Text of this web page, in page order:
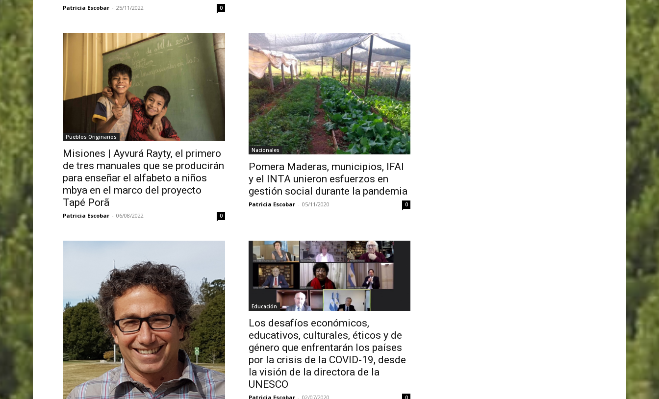
Patricia Escobar - 25/11/2022 0
Pueblos Originarios
Misiones | Ayvurá Rayty, el primero
de tres manuales que se producirán
para enseñar el alfabeto a niños
mbya en el marco del proyecto
Tapé Porã
Patricia Escobar - 06/08/2022 0
Nacionales
Pomera Maderas, municipios, IFAI
y el INTA unieron esfuerzos en
gestión social durante la pandemia
Patricia Escobar - 05/11/2020 0
Educación
Los desafíos económicos,
educativos, culturales, éticos y de
género que enfrentarán los países
por la crisis de la COVID-19, desde
la visión de la directora de la
UNESCO
Patricia Escobar - 02/07/2020 0